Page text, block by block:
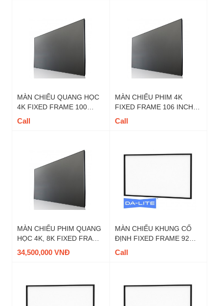
MÀN CHIẾU QUANG HỌC
4K FIXED FRAME 100
INCH DALITE - MÃ
Call
MÀN CHIẾU PHIM 4K
FIXED FRAME 106 INCH
DALITE - MÃ FIX106U TỶ
Call
MÀN CHIẾU PHIM QUANG
HỌC 4K, 8K FIXED FRAME
120 INCH DALITE - MÃ
FIX120U TỶ LỆ 16 : 9
34,500,000 VNĐ
MÀN CHIẾU KHUNG CỐ
ĐỊNH FIXED FRAME 92
INCH DALITE - MÃ FIX92
TỶ LỆ 16 : 9
Call